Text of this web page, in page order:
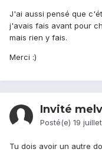
J'ai aussi pensé que
j'avais fais avant pour
mais rien y fais.
Merci :)
Invité
Posté(e) 19
Tu dois avoir un autre